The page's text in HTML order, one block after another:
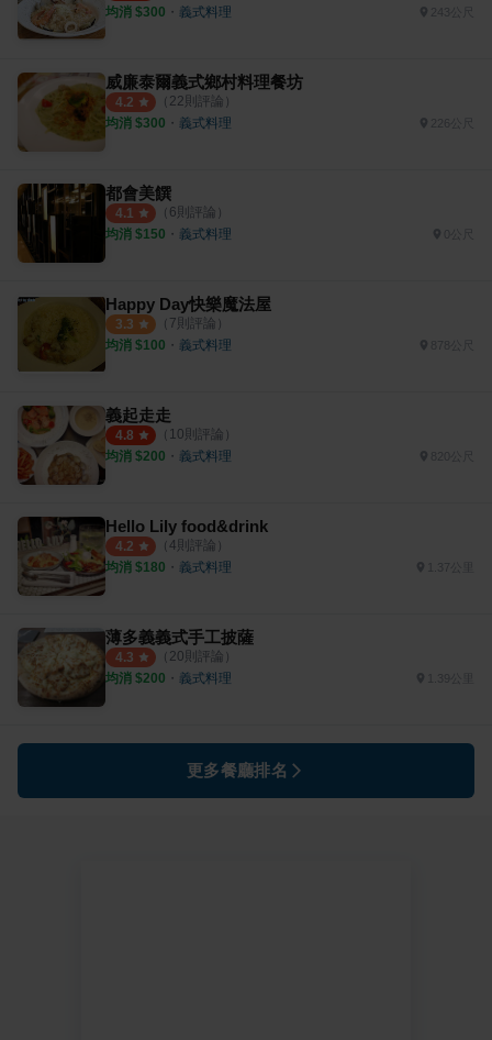
均消 $300 ・ 義式料理 243公尺
威廉泰爾義式鄉村料理餐坊
4.2 （ 22則評論）
均消 $300 ・ 義式料理
都會美饌
4.1 （ 6則評論）
均消 $150 ・ 義式料理
Happy Day快樂魔法屋
3.3 （ 7則評論）
均消 $100 ・ 義式料理
義起走走
4.8 （ 10則評論）
均消 $200 ・ 義式料理
Hello Lily food&drink
4.2 （ 4則評論）
均消 $180 ・ 義式料理
薄多義義式手工披薩
4.3 （ 20則評論）
均消 $200 ・ 義式料理
更多餐廳排名